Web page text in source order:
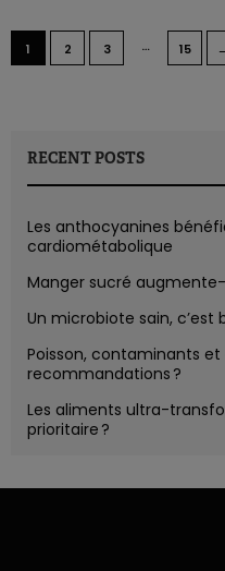
1 2 3 … 15
RECENT POSTS
Les anthocyanines
cardiométabolique
Manger sucré
Un microbiote sain, c’est
Poisson, contaminants
recommandations ?
Les aliments ultra-
prioritaire ?